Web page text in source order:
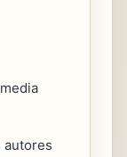
autores